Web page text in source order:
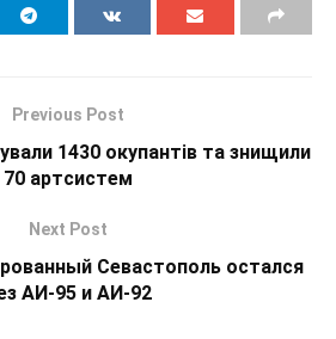
Previous Post
1430 окупантів та знищили
70 артсистем
Next Post
Севастополь остался
АИ-95 и АИ-92